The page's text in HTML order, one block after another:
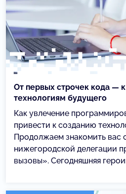
От первых строчек кода —
технологиям будущего
Как увлечение
привести к созданию
Продолжаем знакомить вас
нижегородской делегации
вызовы». Сегодняшняя